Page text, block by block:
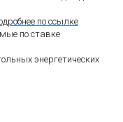
по ссылке
по ставке
энергетических